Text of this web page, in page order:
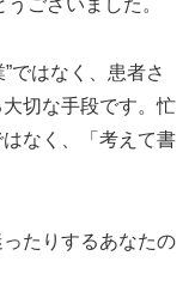
ございました。
ではなく、患者さ
切な手段です。忙
なく、「考えて書
たりするあなたの